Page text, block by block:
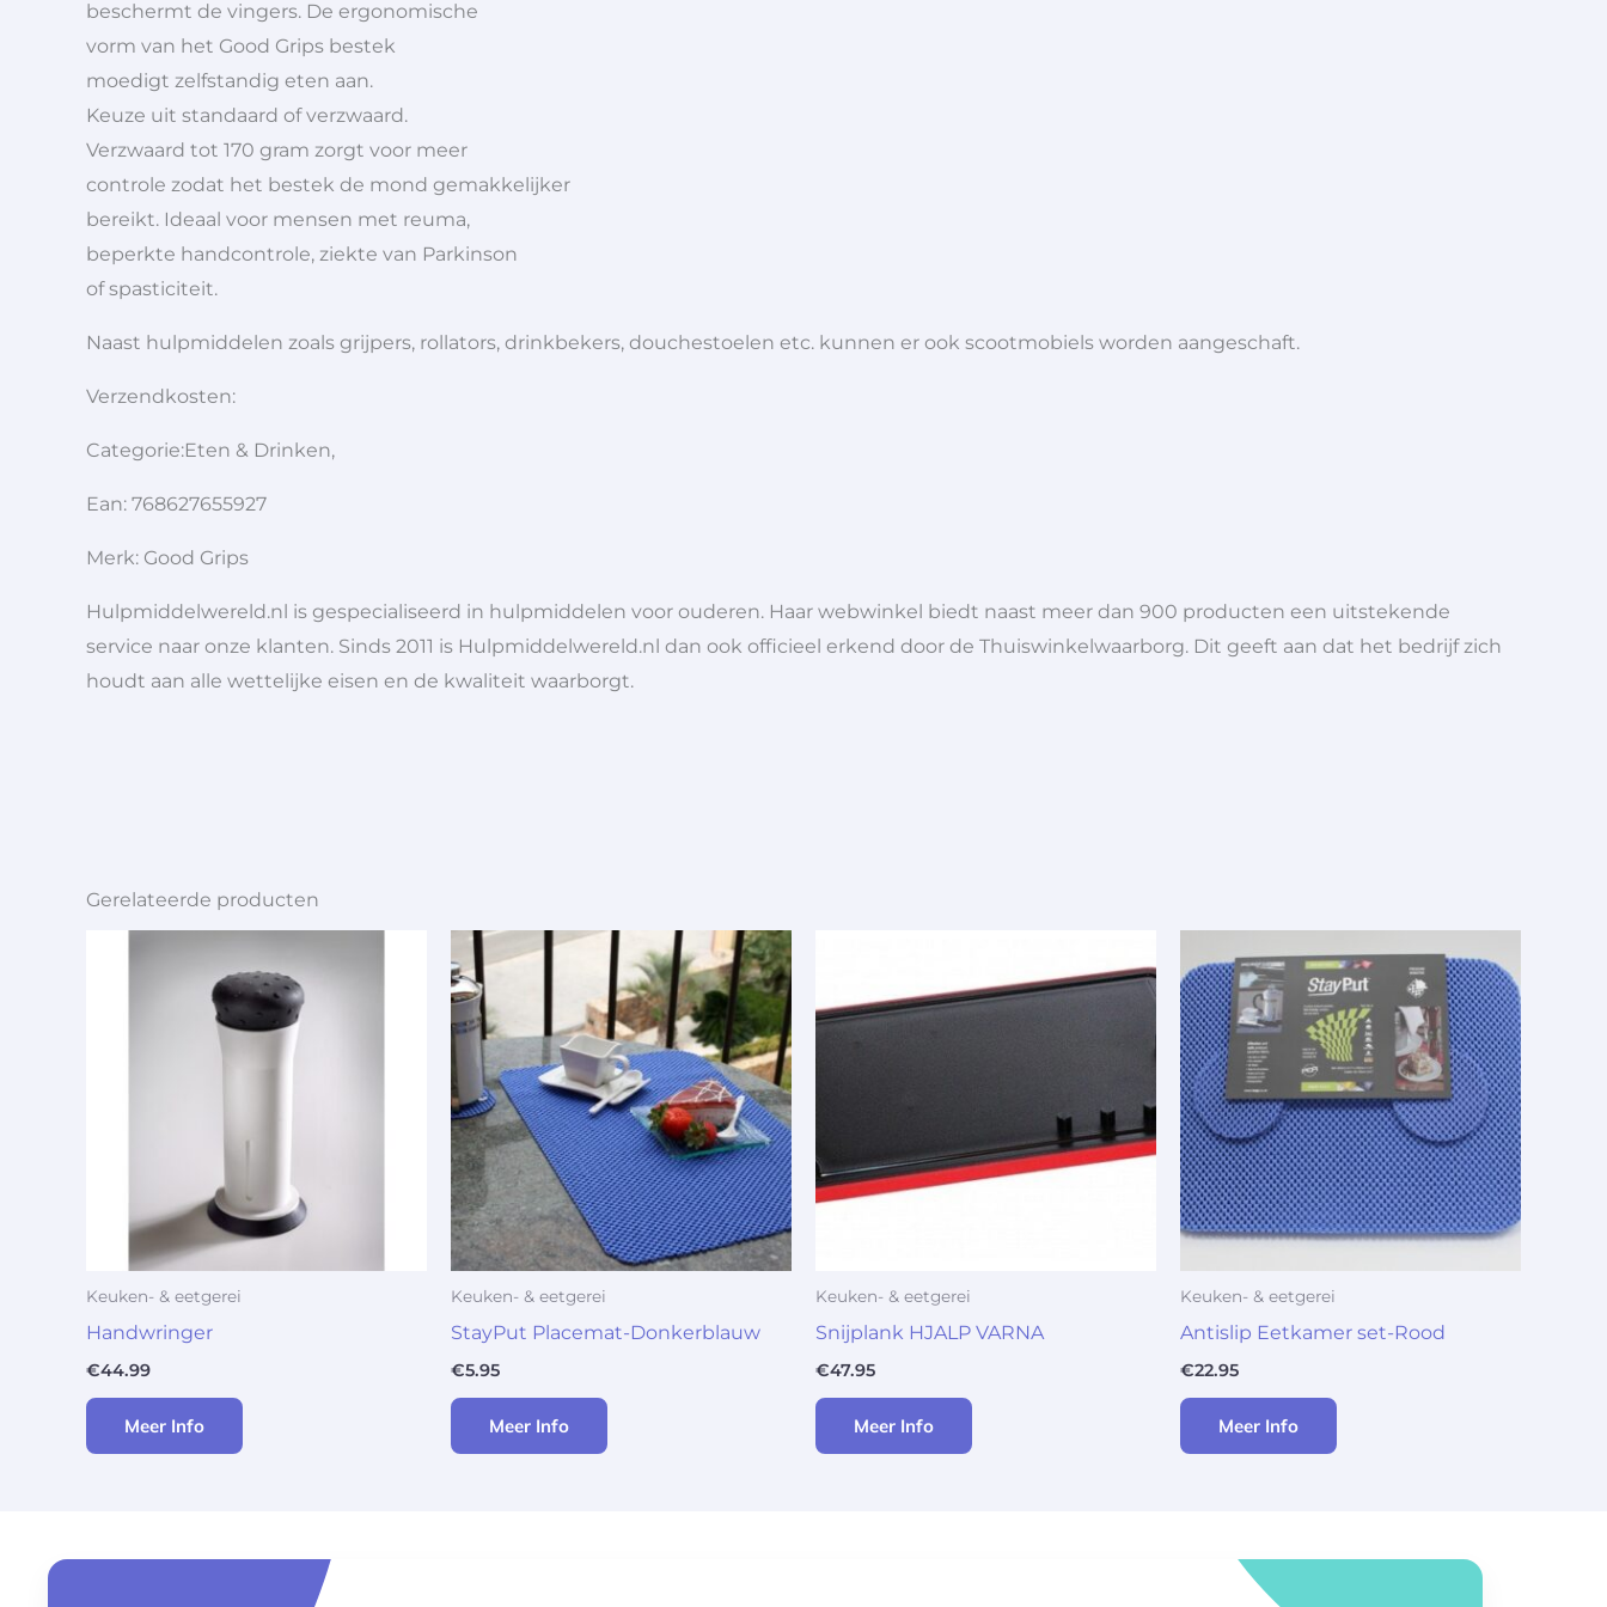
beschermt de vingers. De ergonomische
vorm van het Good Grips bestek
moedigt zelfstandig eten aan.
Keuze uit standaard of verzwaard.
Verzwaard tot 170 gram zorgt voor meer
controle zodat het bestek de mond gemakkelijker
bereikt. Ideaal voor mensen met reuma,
beperkte handcontrole, ziekte van Parkinson
of spasticiteit.
Naast hulpmiddelen zoals grijpers, rollators, drinkbekers, douchestoelen etc. kunnen er ook scootmobiels worden aangeschaft.
Verzendkosten:
Categorie:Eten & Drinken,
Ean: 768627655927
Merk: Good Grips
Hulpmiddelwereld.nl is gespecialiseerd in hulpmiddelen voor ouderen. Haar webwinkel biedt naast meer dan 900 producten een uitstekende
service naar onze klanten. Sinds 2011 is Hulpmiddelwereld.nl dan ook officieel erkend door de Thuiswinkelwaarborg. Dit geeft aan dat het bedrijf zich
houdt aan alle wettelijke eisen en de kwaliteit waarborgt.
Gerelateerde producten
Keuken- & eetgerei
Handwringer
€44.99
Meer Info
Keuken- & eetgerei
StayPut Placemat-Donkerblauw
€5.95
Meer Info
Keuken- & eetgerei
Snijplank HJALP VARNA
€47.95
Meer Info
Keuken- & eetgerei
Antislip Eetkamer set-Rood
€22.95
Meer Info